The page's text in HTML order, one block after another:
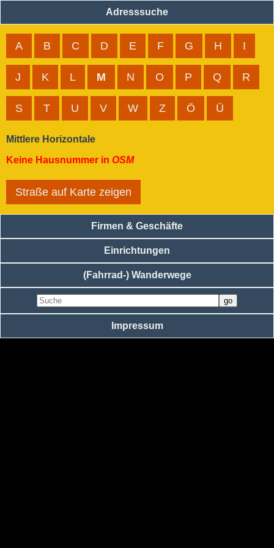
Adresssuche
A B C D E F G H I
J K L M N O P Q R
S T U V W Z Ö Ü
Mittlere Horizontale
Keine Hausnummer in OSM
Straße auf Karte zeigen
Firmen & Geschäfte
Einrichtungen
(Fahrrad-) Wanderwege
Impressum